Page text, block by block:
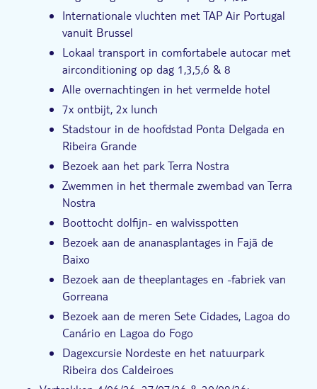
Internationale vluchten met TAP Air Portugal
vanuit Brussel
Lokaal transport in comfortabele autocar met
airconditioning op dag 1,3,5,6 & 8
Alle overnachtingen in het vermelde hotel
7x ontbijt, 2x lunch
Stadstour in de hoofdstad Ponta Delgada en
Ribeira Grande
Bezoek aan het park Terra Nostra
Zwemmen in het thermale zwembad van Terra
Nostra
Boottocht dolfijn- en walvisspotten
Bezoek aan de ananasplantages in Fajã de
Baixo
Bezoek aan de theeplantages en -fabriek van
Gorreana
Bezoek aan de meren Sete Cidades, Lagoa do
Canário en Lagoa do Fogo
Dagexcursie Nordeste en het natuurpark
Ribeira dos Caldeiroes